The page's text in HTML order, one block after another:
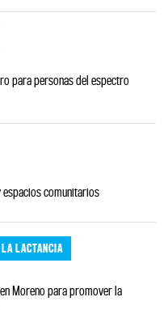
para personas del espectro
espacios comunitarios
LACTANCIA
Moreno para promover la